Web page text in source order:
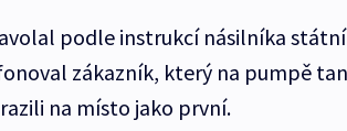
podle instrukcí násilníka
zákazník, který na pumpě
na místo jako první.